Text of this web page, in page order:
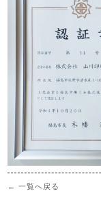
← 一覧へ戻る